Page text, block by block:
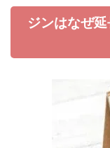
ジンはなぜ